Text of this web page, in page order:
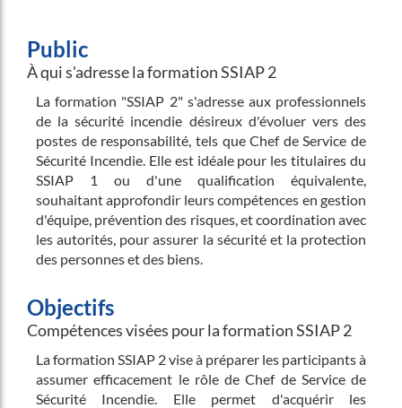
Public
À qui s'adresse la formation SSIAP 2
La formation "SSIAP 2" s'adresse aux professionnels
de la sécurité incendie désireux d'évoluer vers des
postes de responsabilité, tels que Chef de Service de
Sécurité Incendie. Elle est idéale pour les titulaires du
SSIAP 1 ou d'une qualification équivalente,
souhaitant approfondir leurs compétences en gestion
d'équipe, prévention des risques, et coordination avec
les autorités, pour assurer la sécurité et la protection
des personnes et des biens.
Objectifs
Compétences visées pour la formation SSIAP 2
La formation SSIAP 2 vise à préparer les participants à
assumer efficacement le rôle de Chef de Service de
Sécurité Incendie. Elle permet d'acquérir les